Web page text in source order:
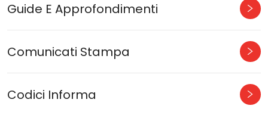
Guide E Approfondimenti
Comunicati Stampa
Codici Informa